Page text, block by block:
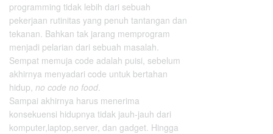
programming tidak lebih dari sebuah
pekerjaan rutinitas yang penuh tantangan dan
tekanan. Bahkan tak jarang memprogram
menjadi pelarian dari sebuah masalah.
Sempat memuja code adalah puisi, sebelum
akhirnya menyadari code untuk bertahan
hidup, no code no food.
Sampai akhirnya harus menerima
konsekuensi hidupnya tidak jauh-jauh dari
komputer,laptop,server, dan gadget. Hingga